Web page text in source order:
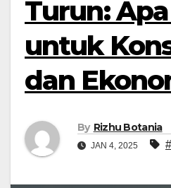
Turun:
untuk
dan
By Rizhu Botania
JAN 4, 2025